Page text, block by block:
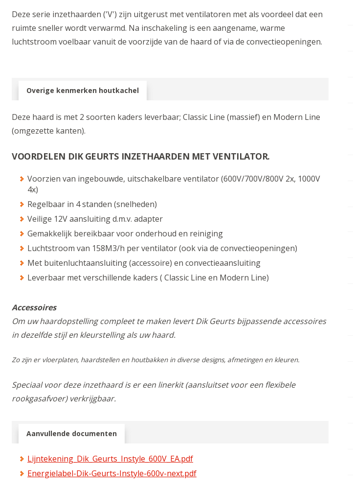
Deze serie inzethaarden ('V') zijn uitgerust met ventilatoren met als voordeel dat een
ruimte sneller wordt verwarmd. Na inschakeling is een aangename, warme
luchtstroom voelbaar vanuit de voorzijde van de haard of via de convectieopeningen.
Overige kenmerken houtkachel
Deze haard is met 2 soorten kaders leverbaar; Classic Line (massief) en Modern Line
(omgezette kanten).
VOORDELEN DIK GEURTS INZETHAARDEN MET VENTILATOR.
Voorzien van ingebouwde, uitschakelbare ventilator (600V/700V/800V 2x, 1000V
4x)
Regelbaar in 4 standen (snelheden)
Veilige 12V aansluiting d.m.v. adapter
Gemakkelijk bereikbaar voor onderhoud en reiniging
Luchtstroom van 158M3/h per ventilator (ook via de convectieopeningen)
Met buitenluchtaansluiting (accessoire) en convectieaansluiting
Leverbaar met verschillende kaders ( Classic Line en Modern Line)
Accessoires
Om uw haardopstelling compleet te maken levert Dik Geurts bijpassende accessoires
in dezelfde stijl en kleurstelling als uw haard.
Zo zijn er vloerplaten, haardstellen en houtbakken in diverse designs, afmetingen en kleuren.
Speciaal voor deze inzethaard is er een linerkit (aansluitset voor een flexibele
rookgasafvoer) verkrijgbaar.
Aanvullende documenten
Lijntekening_Dik_Geurts_Instyle_600V_EA.pdf
Energielabel-Dik-Geurts-Instyle-600v-next.pdf